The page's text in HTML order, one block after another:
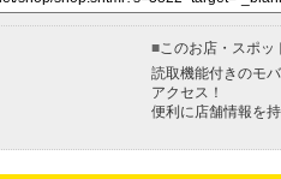
■ このお店・スポ
読取機能付きのモ
アクセス！
便利に店舗情報を